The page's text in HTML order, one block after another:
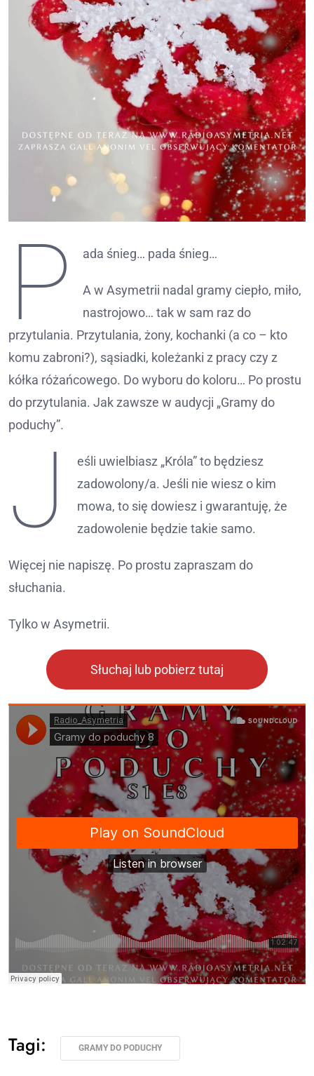
P ada śnieg… pada śnieg…
A w Asymetrii nadal gramy ciepło, miło,
nastrojowo… tak w sam raz do
przytulania. Przytulania, żony, kochanki (a co – kto
komu zabroni?), sąsiadki, koleżanki z pracy czy z
kółka różańcowego. Do wyboru do koloru… Po prostu
do przytulania. Jak zawsze w audycji „Gramy do
poduchy”.
J
eśli uwielbiasz „Króla” to będziesz
zadowolony/a. Jeśli nie wiesz o kim
mowa, to się dowiesz i gwarantuję, że
zadowolenie będzie takie samo.
Więcej nie napiszę. Po prostu zapraszam do
słuchania.
Tylko w Asymetrii.
Słuchaj lub pobierz tutaj
Tagi: GRAMY DO PODUCHY